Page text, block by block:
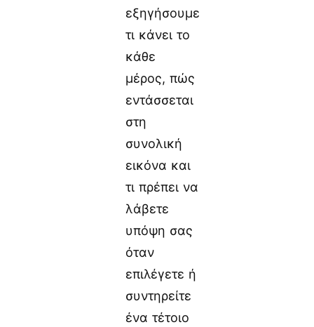
εξηγήσουμε
τι κάνει το
κάθε
μέρος, πώς
εντάσσεται
στη
συνολική
εικόνα και
τι πρέπει να
λάβετε
υπόψη σας
όταν
επιλέγετε ή
συντηρείτε
ένα τέτοιο